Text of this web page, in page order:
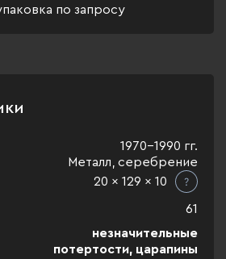
по запросу
1970-1990 гг.
Металл, серебрение
20 x 129 x 10
61
незначительные
потертости, царапины